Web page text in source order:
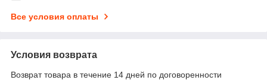
Все условия оплаты
Условия возврата
Возврат товара в течение 14 дней по договоренности